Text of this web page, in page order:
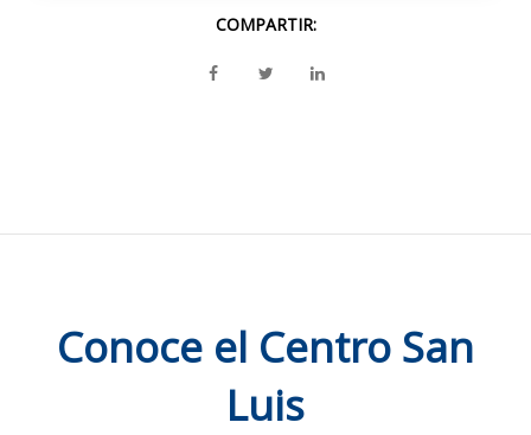
COMPARTIR:
Conoce el Centro San
Luis